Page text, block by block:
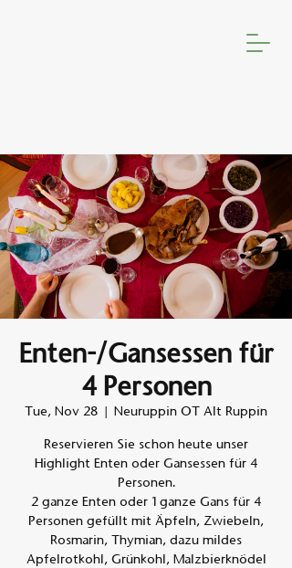
Enten-/Gansessen für
4 Personen
Tue, Nov 28
  |
Neuruppin OT Alt Ruppin
Reservieren Sie schon heute unser
Highlight Enten oder Gansessen für 4
Personen.
2 ganze Enten oder 1 ganze Gans für 4
Personen gefüllt mit Äpfeln, Zwiebeln,
Rosmarin, Thymian, dazu mildes
Apfelrotkohl, Grünkohl, Malzbierknödel